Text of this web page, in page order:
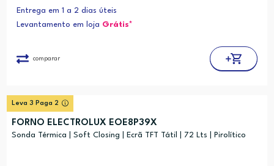
Entrega em 1 a 2 dias úteis
Levantamento em loja Grátis*
comparar
Leva 3 Paga 2
FORNO ELECTROLUX EOE8P39X
Sonda Térmica | Soft Closing | Ecrã TFT Tátil | 72 Lts | Pirolítico